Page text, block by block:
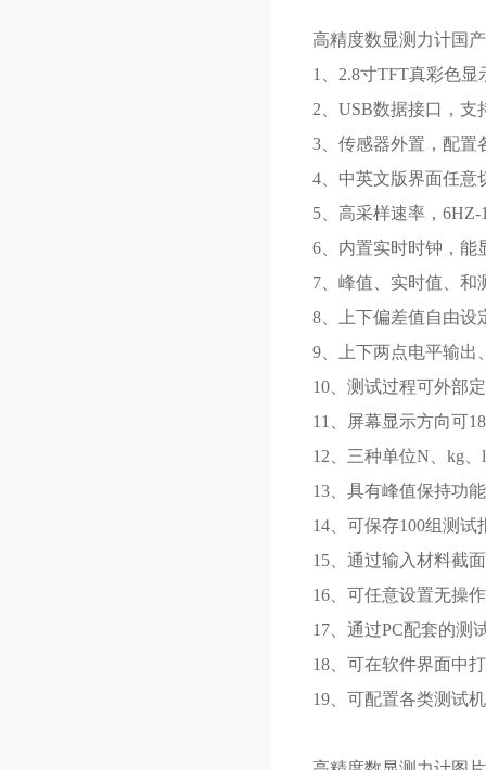
高精度数显测力计国
1、2.8寸TFT真彩色
2、USB数据接口，支
3、传感器外置，配
4、中英文版界面任意
5、高采样速率，
6、内置实时时钟，能
7、峰值、实时值、
8、上下偏差值自由
9、上下两点电平输
10、测试过程可外部
11、屏幕显示方向可
12、三种单位N、kg
13、具有峰值保持功
14、可保存100组测
15、通过输入材料截
16、可任意设置无操
17、通过PC配套的测
18、可在软件界面中
19、可配置各类测试